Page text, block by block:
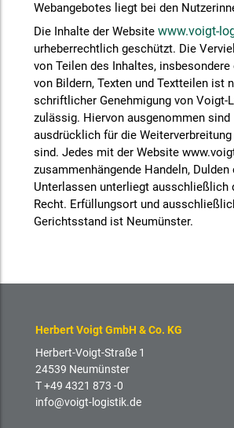
Webangebotes liegt bei den
Die Inhalte der Website www.voigt-
urheberrechtlich geschützt. Die
von Teilen des Inhaltes, insbesondere
von Bildern, Texten und Textteilen ist
schriftlicher Genehmigung von Voigt-
zulässig. Hiervon ausgenommen sind
ausdrücklich für die
sind. Jedes mit der Website
zusammenhängende Handeln, Dulden
Unterlassen unterliegt ausschließlich
Recht. Erfüllungsort und
Gerichtsstand ist Neumünster.
Herbert Voigt GmbH & Co. KG
Herbert-Voigt-Straße 1
24539 Neumünster
T +49 4321 873 -0
info@voigt-logistik.de